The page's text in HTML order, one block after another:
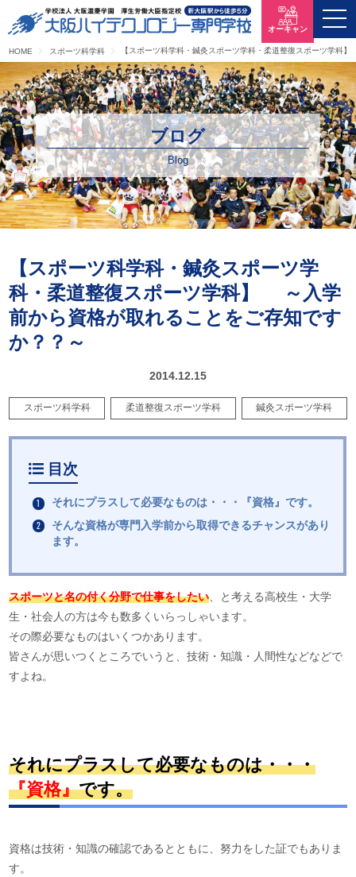
HOME スポーツ科学科 【スポーツ科学科・鍼灸スポーツ学科・柔道整復スポーツ学科
オーキャン
ブログ
Blog
【スポーツ科学科・鍼灸スポーツ学
科・柔道整復スポーツ学科】 ～入学
前から資格が取れることをご存知です
か？？～
2014.12.15
スポーツ科学科 柔道整復スポーツ学科 鍼灸スポーツ学科
目次
それにプラスして必要なものは・・・『資格』です。
そんな資格が専門入学前から取得できるチャンスがあり
ます。
スポーツと名の付く分野で仕事をしたい 、と考える高校生・大学
生・社会人の方は今も数多くいらっしゃいます。
その際必要なものはいくつかあります。
皆さんが思いつくところでいうと、技術・知識・人間性などなどで
すよね。
それにプラスして必要なものは・・・
『資格』です。
資格は技術・知識の確認であるとともに、努力をした証でもありま
す。